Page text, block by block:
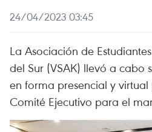
24/04/2023 03:45
La Asociación de
del Sur (VSAK) llevó a cabo
en forma presencial y
Comité Ejecutivo para el